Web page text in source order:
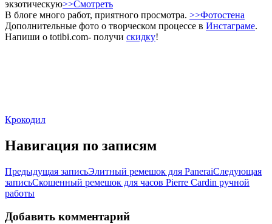
экзотическую>>Смотреть
В блоге много работ, приятного просмотра. >>Фотостена
Дополнительные фото о творческом процессе в Инстаграме.
Напиши о totibi.com- получи скидку!
Крокодил
Навигация по записям
Предыдущая записьЭлитный ремешок для PaneraiСледующая
записьСкошенный ремешок для часов Pierre Cardin ручной
работы
Добавить комментарий